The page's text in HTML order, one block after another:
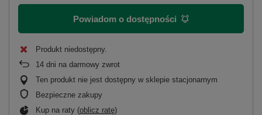
Powiadom o dostępności
Produkt niedostępny
14 dni na darmowy zwrot
Ten produkt nie jest dostępny w sklepie stacjonarnym
Bezpieczne zakupy
Kup na raty (oblicz ratę)